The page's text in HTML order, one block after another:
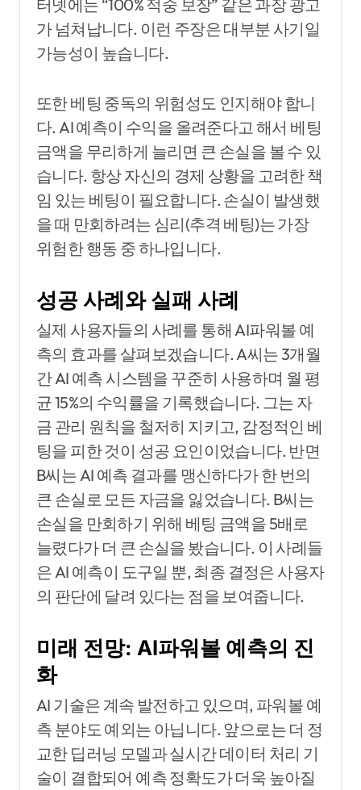
터넷에는 “100% 적중 보장” 같은 과장 광고
가 넘쳐납니다. 이런 주장은 대부분 사기일
가능성이 높습니다.
또한 베팅 중독의 위험성도 인지해야 합니
다. AI 예측이 수익을 올려준다고 해서 베팅
금액을 무리하게 늘리면 큰 손실을 볼 수 있
습니다. 항상 자신의 경제 상황을 고려한 책
임 있는 베팅이 필요합니다. 손실이 발생했
을 때 만회하려는 심리(추격 베팅)는 가장
위험한 행동 중 하나입니다.
성공 사례와 실패 사례
실제 사용자들의 사례를 통해 AI파워볼 예
측의 효과를 살펴보겠습니다. A씨는 3개월
간 AI 예측 시스템을 꾸준히 사용하며 월 평
균 15%의 수익률을 기록했습니다. 그는 자
금 관리 원칙을 철저히 지키고, 감정적인 베
팅을 피한 것이 성공 요인이었습니다. 반면
B씨는 AI 예측 결과를 맹신하다가 한 번의
큰 손실로 모든 자금을 잃었습니다. B씨는
손실을 만회하기 위해 베팅 금액을 5배로
늘렸다가 더 큰 손실을 봤습니다. 이 사례들
은 AI 예측이 도구일 뿐, 최종 결정은 사용자
의 판단에 달려 있다는 점을 보여줍니다.
미래 전망: AI파워볼 예측의 진
화
AI 기술은 계속 발전하고 있으며, 파워볼 예
측 분야도 예외는 아닙니다. 앞으로는 더 정
교한 딥러닝 모델과 실시간 데이터 처리 기
술이 결합되어 예측 정확도가 더욱 높아질